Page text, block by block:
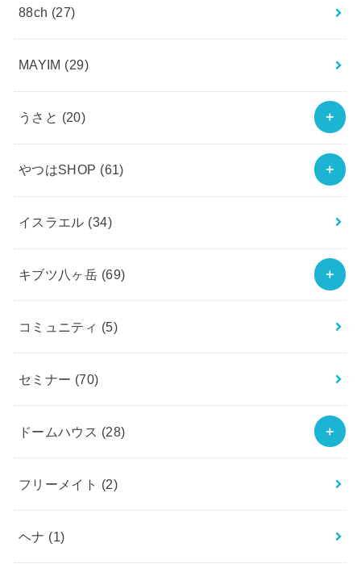
88ch (27)
MAYIM (29)
うさと (20)
やつはSHOP (61)
イスラエル (34)
キブツ八ヶ岳 (69)
コミュニティ (5)
セミナー (70)
ドームハウス (28)
フリーメイト (2)
ヘナ (1)